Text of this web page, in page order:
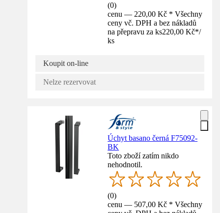
(0)
cenu — 220,00 Kč * Všechny
ceny vč. DPH a bez nákladů
na přepravu za ks220,00 Kč*/
ks
Koupit on-line
Nelze rezervovat
Úchyt basano černá F75092-
BK
Toto zboží zatím nikdo
nehodnotil.
(0)
cenu — 507,00 Kč * Všechny